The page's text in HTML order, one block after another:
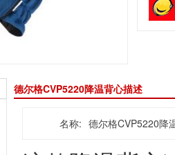
德尔格CVP5220降温背心描述
名称: 德尔格CVP5220降